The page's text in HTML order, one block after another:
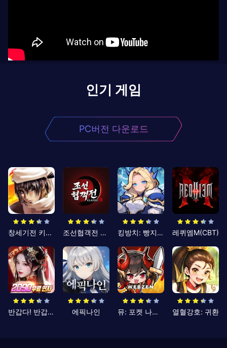
인기 게임
PC버전 다운로드
창세기전 키우기 조선협객전 클래식 킹방치: 빵지의 제왕 레퀴엠M(CBT)
반갑다! 반갑삼국지 에픽나인 뮤: 포켓 나이츠 열혈강호: 귀환